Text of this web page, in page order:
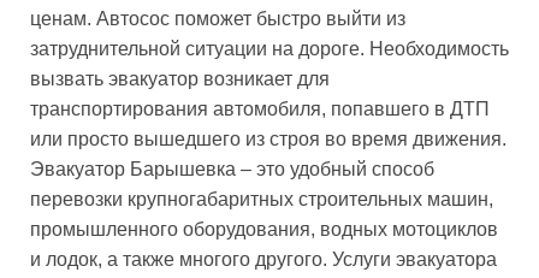
ценам. Автосос поможет быстро выйти из
затруднительной ситуации на дороге. Необходимость
вызвать эвакуатор возникает для
транспортирования автомобиля, попавшего в ДТП
или просто вышедшего из строя во время движения.
Эвакуатор Барышевка – это удобный способ
перевозки крупногабаритных строительных машин,
промышленного оборудования, водных мотоциклов
и лодок, а также многого другого. Услуги эвакуатора